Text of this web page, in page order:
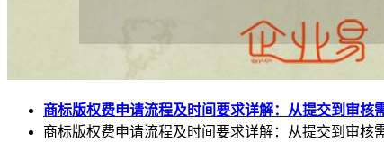
商标版权费申请流程及时间要求详解：从提交到审核
商标版权费申请流程及时间要求详解：从提交到审